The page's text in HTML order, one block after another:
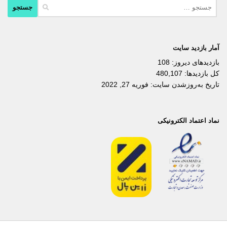
آمار بازدید سایت
بازدیدهای دیروز: 108
کل بازدیدها: 480,107
تاریخ به‌روزشدن سایت: فوریه 27, 2022
نماد اعتماد الکترونیکی